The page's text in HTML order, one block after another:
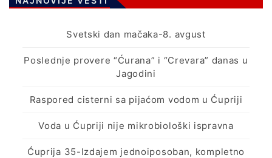
Svetski dan mačaka-8. avgust
Poslednje provere “Ćurana” i “Crevara” danas u
Jagodini
Raspored cisterni sa pijaćom vodom u Ćupriji
Voda u Ćupriji nije mikrobiološki ispravna
Ćuprija 35-Izdajem jednoiposoban, kompletno